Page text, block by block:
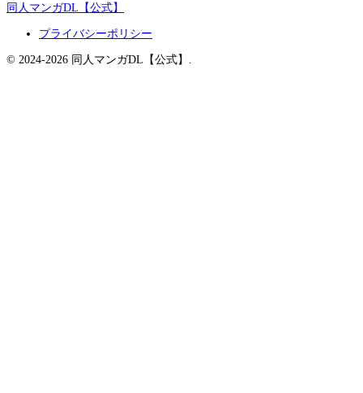
同人マンガDL【公式】
プライバシーポリシー
© 2024-2026 同人マンガDL【公式】.